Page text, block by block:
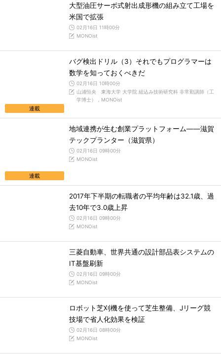
大型油圧サーボ式射出成形機の組み立て工場を
米国で拡張
02月16日 11時00分
MONOist
連載
バグ検出ドリル（3）それでもプログラマーは
数学を知っておくべきだ
02月16日 10時00分
山浦恒央 東海大学 大学院 組込み技術研究科 非常勤講師（工
学博士），MONOist
連載
地域連携が生む創業プラットフォーム――滋賀
テックプランター（滋賀県）
02月16日 09時00分
MONOist
2017年下半期の転職者の平均年齢は32.1歳、過
去10年で3.0歳上昇
02月16日 09時00分
MONOist
三菱自動車、世界共通の設計部品表システムの
IT基盤刷新
02月16日 09時00分
MONOist
ロボット芝刈機を使って芝生整備、Jリーグ競
技場で省人化効果を検証
02月16日 08時00分
MONOist